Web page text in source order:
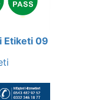
Etiketi 09